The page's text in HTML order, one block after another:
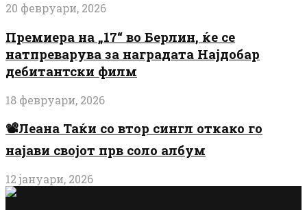
20 февруари, 2026
Премиера на „17“ во Берлин, ќе се
натпреварува за наградата Најдобар
дебитантски филм
18 февруари, 2026
📽️Леана Таќи со втор сингл откако го
најави својот прв соло албум
12 јануари, 2026